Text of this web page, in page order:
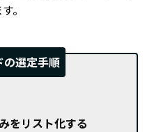
。
の選定手順
をリスト化する